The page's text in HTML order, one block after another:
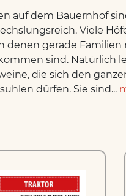
auf dem Bauernhof
Viele
denen gerade
sind. Natürlich
die sich den
dürfen. Sie sind...